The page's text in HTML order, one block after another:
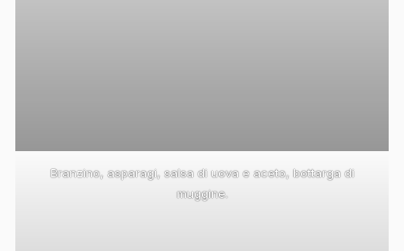
Branzino, asparagi, salsa di uova e aceto, bottarga di
muggine.